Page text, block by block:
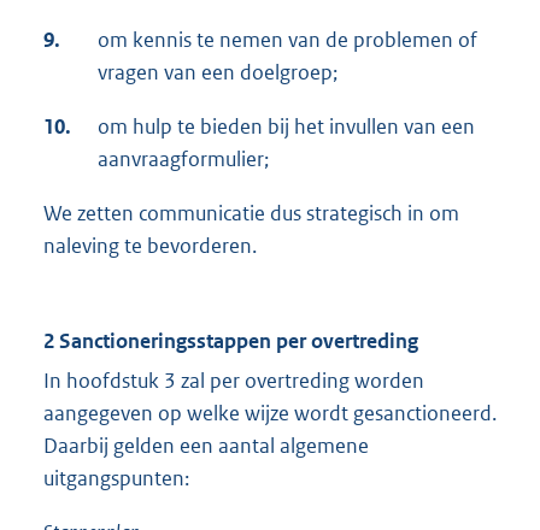
9.
om kennis te nemen van de problemen of
vragen van een doelgroep;
10.
om hulp te bieden bij het invullen van een
aanvraagformulier;
We zetten communicatie dus strategisch in om
naleving te bevorderen.
2 Sanctioneringsstappen per overtreding
In hoofdstuk 3 zal per overtreding worden
aangegeven op welke wijze wordt gesanctioneerd.
Daarbij gelden een aantal algemene
uitgangspunten: